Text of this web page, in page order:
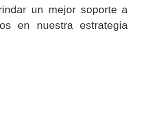
un mejor soporte a
en nuestra estrategia